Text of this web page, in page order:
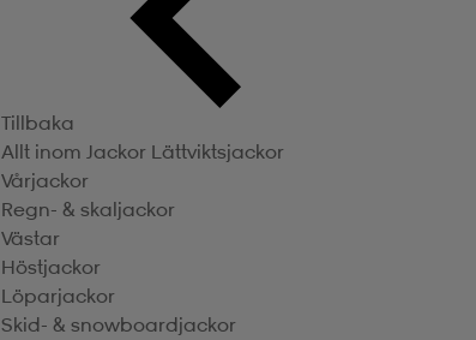
Tillbaka
Allt inom Jackor Lättviktsjackor
Vårjackor
Regn- & skaljackor
Västar
Höstjackor
Löparjackor
Skid- & snowboardjackor